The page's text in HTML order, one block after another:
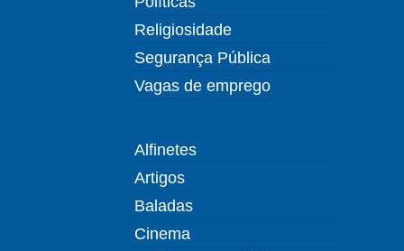
Religiosidade
Segurança Pública
Vagas de emprego
Alfinetes
Artigos
Baladas
Cinema